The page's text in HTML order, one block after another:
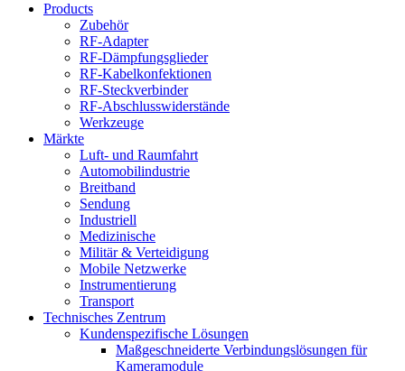
Products
Zubehör
RF-Adapter
RF-Dämpfungsglieder
RF-Kabelkonfektionen
RF-Steckverbinder
RF-Abschlusswiderstände
Werkzeuge
Märkte
Luft- und Raumfahrt
Automobilindustrie
Breitband
Sendung
Industriell
Medizinische
Militär & Verteidigung
Mobile Netzwerke
Instrumentierung
Transport
Technisches Zentrum
Kundenspezifische Lösungen
Maßgeschneiderte Verbindungslösungen für
Kameramodule